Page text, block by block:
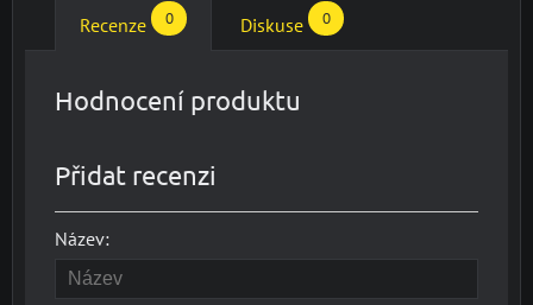
Recenze 0 Diskuse 0
Hodnocení produktu
Přidat recenzi
Název: